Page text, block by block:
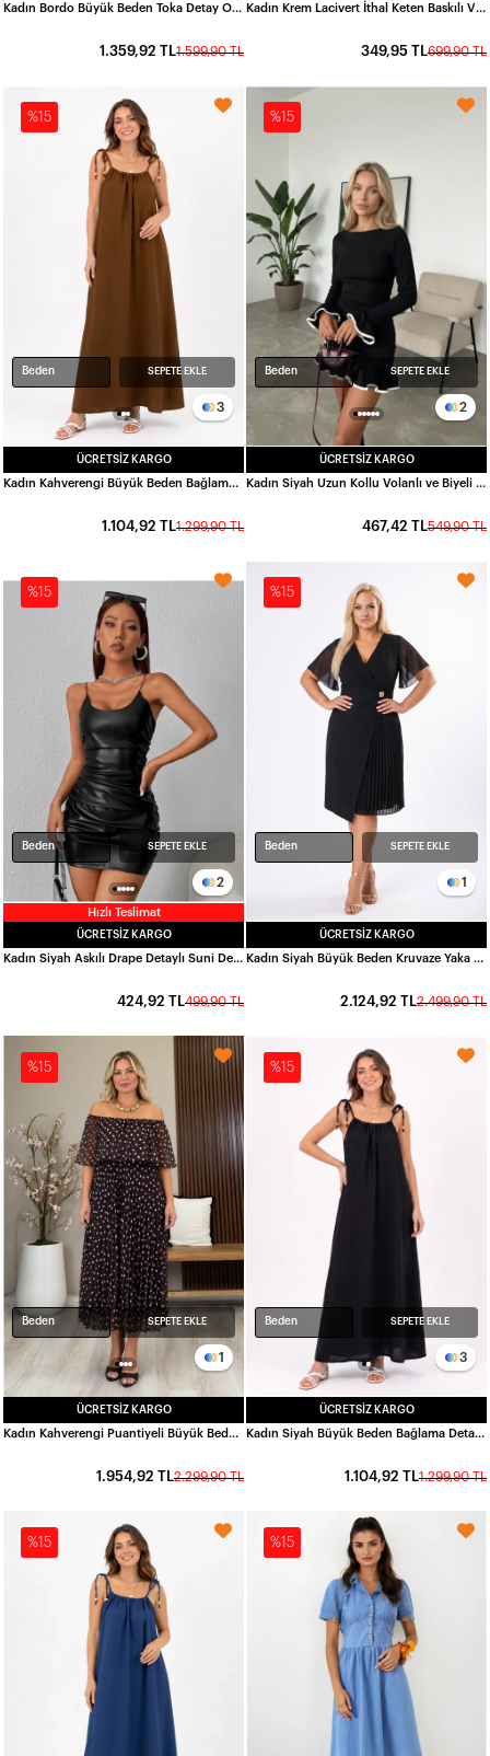
Kadın Bordo Büyük Beden Toka Detay Oysho Kumaş Elbise HZL26W-ZSS150901
1.599,90 TL
1.359,92 TL
Kadın Krem Lacivert İthal Keten Baskılı V Yaka Astarsız Elbise HZL24S-FRY121021
699,90 TL
349,95 TL
%15
3
Beden SEPETE EKLE
ÜCRETSIZ KARGO
Kadın Kahverengi Büyük Beden Bağlama Detaylı Keten Elbise HZL26S-ZSS150951
1.299,90 TL
1.104,92 TL
%15
2
Beden SEPETE EKLE
ÜCRETSIZ KARGO
Kadın Siyah Uzun Kollu Volanlı ve Biyeli Dalgıç Kumaş Mini Elbise HZL25W-FRY123401
549,90 TL
467,42 TL
%15
Hızlı Teslimat
2
Beden SEPETE EKLE
ÜCRETSIZ KARGO
Kadın Siyah Askılı Drape Detaylı Suni Deri Mini Elbise HZL24S-FRY121711
499,90 TL
424,92 TL
%15
1
Beden SEPETE EKLE
ÜCRETSIZ KARGO
Kadın Siyah Büyük Beden Kruvaze Yaka Kısa Kol Pilise Detaylı Midi Abiye Elbise HZL26S-TRV16031
2.499,90 TL
2.124,92 TL
%15
1
Beden SEPETE EKLE
ÜCRETSIZ KARGO
Kadın Kahverengi Puantiyeli Büyük Beden Madonna Yaka Elbise HZL26S-ZSS19771
2.299,90 TL
1.954,92 TL
%15
3
Beden SEPETE EKLE
ÜCRETSIZ KARGO
Kadın Siyah Büyük Beden Bağlama Detaylı Keten Elbise HZL26S-ZSS150951
1.299,90 TL
1.104,92 TL
%15 %15